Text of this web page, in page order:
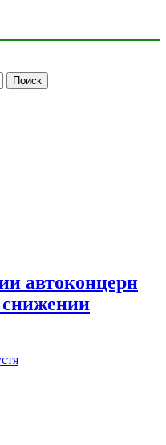
автоконцерн
снижении